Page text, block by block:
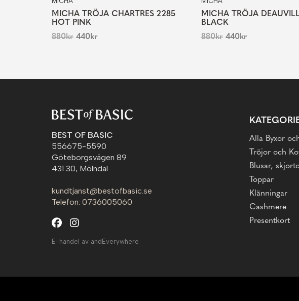
MICHA TRÖJA CHARTRES 2285
HOT PINK
880kr 440kr
MICHA TRÖJA
BLACK
880kr 440kr
BEST OF BASIC
556675-5590
Göteborgsvägen 89
431 30, Mölndal
kundtjanst@bestofbasic.se
Telefon: 0736005060
E-handel av andEverywhere
Alla Byxor
Tröjor och
Blusar,
Toppar
Klänningar
Cashmere
Presentkort